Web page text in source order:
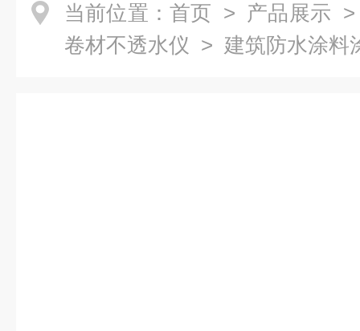
当前位置： 首页 > 产品展示
卷材不透水仪 > 建筑防水涂料